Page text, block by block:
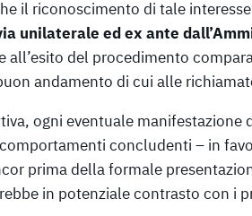
il riconoscimento di tale
unilaterale ed ex ante
all’esito del procedimento
andamento di cui alle
ogni eventuale manifestazione
concludenti – in
prima della formale
in potenziale contrasto con i